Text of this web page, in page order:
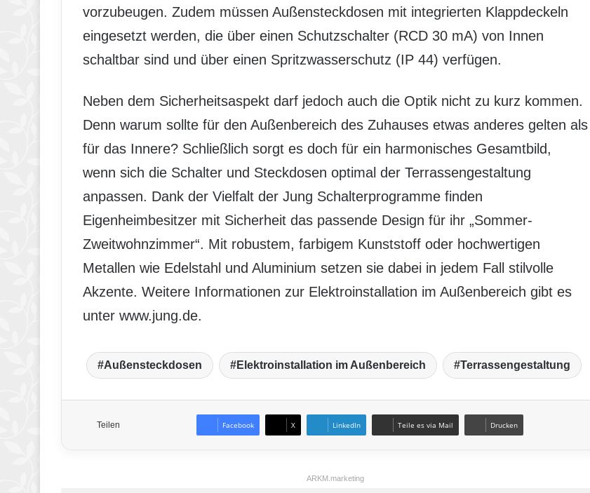
vorzubeugen. Zudem müssen Außensteckdosen mit integrierten Klappdeckeln
eingesetzt werden, die über einen Schutzschalter (RCD 30 mA) von Innen
schaltbar sind und über einen Spritzwasserschutz (IP 44) verfügen.
Neben dem Sicherheitsaspekt darf jedoch auch die Optik nicht zu kurz kommen.
Denn warum sollte für den Außenbereich des Zuhauses etwas anderes gelten als
für das Innere? Schließlich sorgt es doch für ein harmonisches Gesamtbild,
wenn sich die Schalter und Steckdosen optimal der Terrassengestaltung
anpassen. Dank der Vielfalt der Jung Schalterprogramme finden
Eigenheimbesitzer mit Sicherheit das passende Design für ihr „Sommer-
Zweitwohnzimmer“. Mit robustem, farbigem Kunststoff oder hochwertigen
Metallen wie Edelstahl und Aluminium setzen sie dabei in jedem Fall stilvolle
Akzente. Weitere Informationen zur Elektroinstallation im Außenbereich gibt es
unter www.jung.de.
Außensteckdosen Elektroinstallation im Außenbereich Terrassengestaltung
Teilen Facebook X LinkedIn Teile es via Mail Drucken
ARKM.marketing